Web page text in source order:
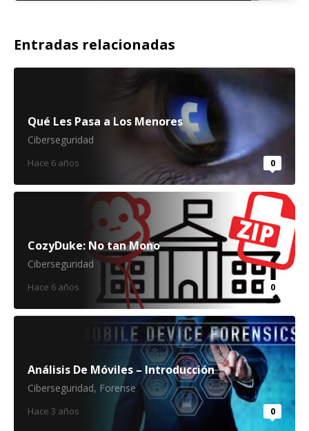
Entradas relacionadas
Qué Les Pasa a Los Menores
Ciberseguridad
Hace 6 años 0
CozyDuke: No tan Mono
Ciberseguridad
Hace 6 años 0
Análisis De Móviles – Introducción
Ciberseguridad, Forense
Hace 3 años 0